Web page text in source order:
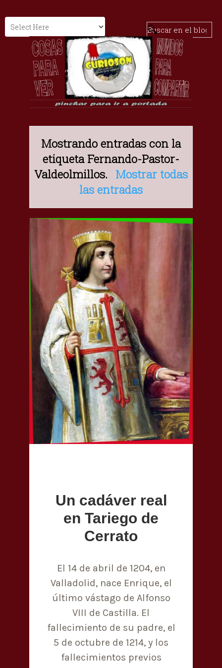
Mostrando entradas con la
etiqueta Fernando-Pastor-
Valdeolmillos. Mostrar todas
las entradas
Un cadáver real
en Tariego de
Cerrato
El 14 de abril de 1204, en
Valladolid, nace Enrique, el
último vástago de Alfonso
VIII de Castilla. El
fallecimiento de su padre, el
5 de octubre de 1214, y los
fallecimientos previos